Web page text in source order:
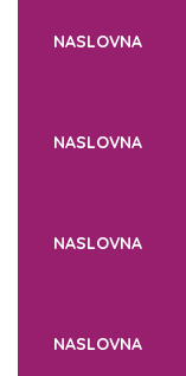
NASLOVNA
NASLOVNA
NASLOVNA
NASLOVNA